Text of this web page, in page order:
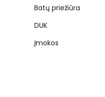
Batų priežiūra
DUK
Įmokos